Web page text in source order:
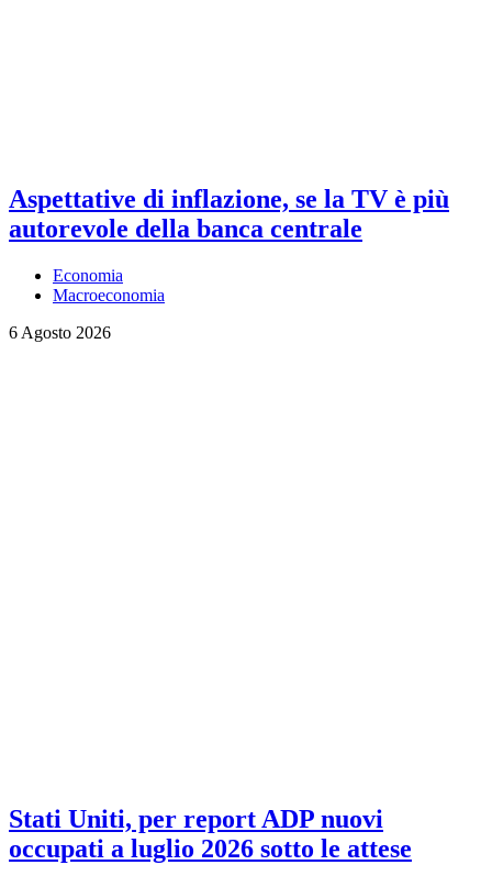
Aspettative di inflazione, se la TV è più
autorevole della banca centrale
Economia
Macroeconomia
6 Agosto 2026
Stati Uniti, per report ADP nuovi
occupati a luglio 2026 sotto le attese